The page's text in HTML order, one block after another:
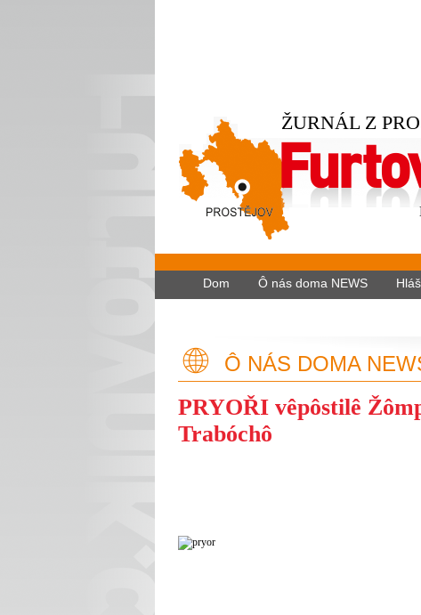
ŽURNÁL Z
Dom Ô nás doma NEWS
Ô NÁS DOMA
PRYOŘI vêpôstilê
Trabóchô